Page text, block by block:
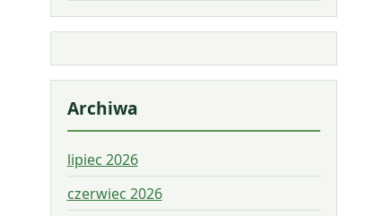
Archiwa
lipiec 2026
czerwiec 2026